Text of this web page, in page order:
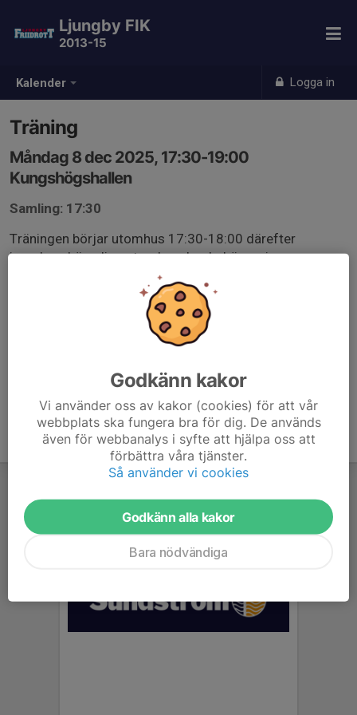
Kalender Logga in
Ljungby FIK
2013-15
Träning
Måndag 8 dec 2025, 17:30-19:00
Kungshögshallen
Samling: 17:30
Träningen börjar utomhus 17:30-18:00 därefter
inomhus. Lämpliga utomhusskor behövs, ej
vinterkängor. Kläder efter väder. Vid mycket dåligt väder
Godkänn kakor
Vi använder oss av kakor (cookies) för att vår
webbplats ska fungera bra för dig. De används
även för webbanalys i syfte att hjälpa oss att
förbättra våra tjänster.
Så använder vi cookies
Godkänn alla kakor
Bara nödvändiga